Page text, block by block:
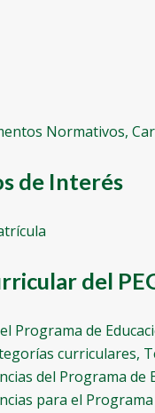
Normativos,
de Interés
del
Programa de
curriculares,
del Programa de
para el Programa